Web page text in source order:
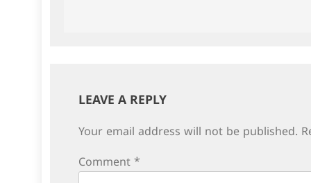
LEAVE A REPLY
Your email address will not be published.
Comment *